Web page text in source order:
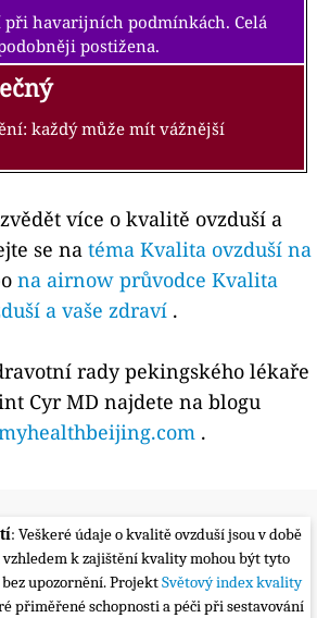
havarijních podmínkách. Celá
postižena.
každý může mít vážnější
více o kvalitě ovzduší a
se na téma Kvalita ovzduší na
na airnow průvodce Kvalita
a vaše zdraví .
rady pekingského lékaře
Cyr MD najdete na blogu
.
: Veškeré údaje o kvalitě ovzduší jsou v době
k zajištění kvality mohou být tyto
upozornění. ProjektSvětový index kvality
přiměřené schopnosti a péči při sestavování